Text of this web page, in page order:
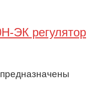
ЭК регулятор